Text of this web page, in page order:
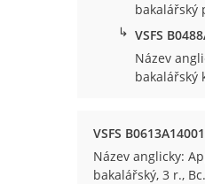
bakalářský
↳ VSFS
Název
bakalářský
VSFS
Název anglicky:
bakalářský, 3 r.,